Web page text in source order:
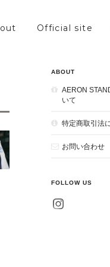
Official site
ABOUT
AERON
いて
特定商取引法
お問い合わせ
FOLLOW US